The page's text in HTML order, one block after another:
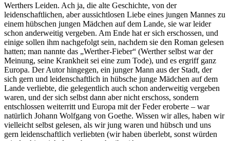
Werthers Leiden. Ach ja, die alte Geschichte, von der
leidenschaftlichen, aber aussichtlosen Liebe eines jungen Mannes zu
einem hübschen jungen Mädchen auf dem Lande, sie war leider
schon anderweitig vergeben. Am Ende hat er sich erschossen, und
einige sollen ihm nachgefolgt sein, nachdem sie den Roman gelesen
hatten; man nannte das „Werther-Fieber“ (Werther selbst war der
Meinung, seine Krankheit sei eine zum Tode), und es ergriff ganz
Europa. Der Autor hingegen, ein junger Mann aus der Stadt, der
sich gern und leidenschaftlich in hübsche junge Mädchen auf dem
Lande verliebte, die gelegentlich auch schon anderweitig vergeben
waren, und der sich selbst dann aber nicht erschoss, sondern
entschlossen weiterritt und Europa mit der Feder eroberte – war
natürlich Johann Wolfgang von Goethe. Wissen wir alles, haben wir
vielleicht selbst gelesen, als wir jung waren und hübsch und uns
gern leidenschaftlich verliebten (wir haben überlebt, sonst würden